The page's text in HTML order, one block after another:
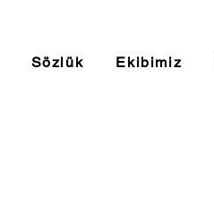
Sözlük Ekibimiz